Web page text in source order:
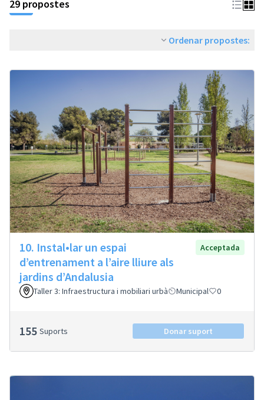
29 propostes
Ordenar propostes:
10. Instal•lar un espai
d’entrenament a l’aire lliure als
jardins d’Andalusia
Acceptada
Taller 3: Infraestructura i mobiliari urbà Municipal 0
155 Suports Donar suport